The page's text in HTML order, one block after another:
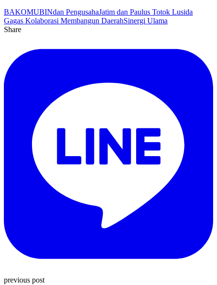
BAKOMUBINdan PengusahaJatim dan Paulus Totok Lusida
Gagas Kolaborasi Membangun DaerahSinergi Ulama
Share
previous post